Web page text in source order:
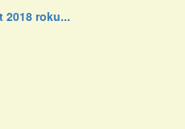
2018 roku...